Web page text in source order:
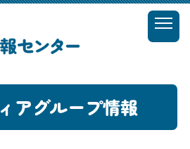
t
o
l
a
MENU
アグループ情報